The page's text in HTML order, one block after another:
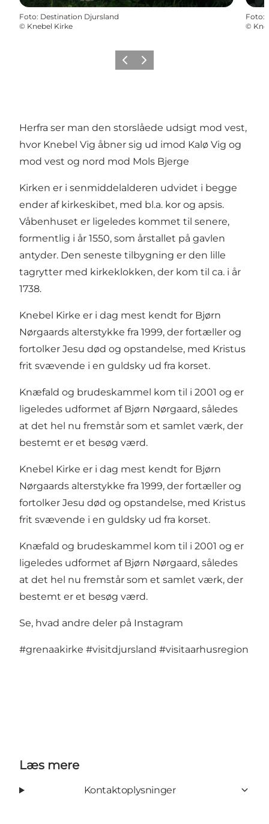
Foto: Destination Djursland
© Knebel Kirke
Foto:
©
ForrigeNæste
Herfra ser man den storslåede udsigt mod vest,
hvor Knebel Vig åbner sig ud imod Kalø Vig og
mod vest og nord mod Mols Bjerge
Kirken er i senmiddelalderen udvidet i begge
ender af kirkeskibet, med bl.a. kor og apsis.
Våbenhuset er ligeledes kommet til senere,
formentlig i år 1550, som årstallet på gavlen
antyder. Den seneste tilbygning er den lille
tagrytter med kirkeklokken, der kom til ca. i år
1738.
Knebel Kirke er i dag mest kendt for Bjørn
Nørgaards alterstykke fra 1999, der fortæller og
fortolker Jesu død og opstandelse, med Kristus
frit svævende i en guldsky ud fra korset.
Knæfald og brudeskammel kom til i 2001 og er
ligeledes udformet af Bjørn Nørgaard, således
at det hel nu fremstår som et samlet værk, der
bestemt er et besøg værd.
Knebel Kirke er i dag mest kendt for Bjørn
Nørgaards alterstykke fra 1999, der fortæller og
fortolker Jesu død og opstandelse, med Kristus
frit svævende i en guldsky ud fra korset.
Knæfald og brudeskammel kom til i 2001 og er
ligeledes udformet af Bjørn Nørgaard, således
at det hel nu fremstår som et samlet værk, der
bestemt er et besøg værd.
Se, hvad andre deler på Instagram
#grenaakirke #visitdjursland #visitaarhusregion
Læs mere
Kontaktoplysninger